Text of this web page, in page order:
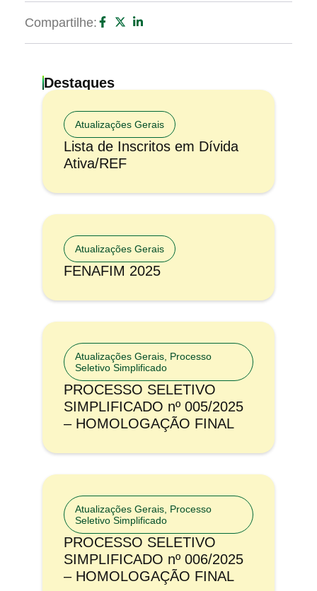
Compartilhe:
Destaques
Atualizações Gerais
Lista de Inscritos em Dívida
Ativa/REF
Atualizações Gerais
FENAFIM 2025
Atualizações Gerais Processo
Seletivo Simplificado
PROCESSO SELETIVO
SIMPLIFICADO nº 005/2025
– HOMOLOGAÇÃO FINAL
Atualizações Gerais Processo
Seletivo Simplificado
PROCESSO SELETIVO
SIMPLIFICADO nº 006/2025
– HOMOLOGAÇÃO FINAL